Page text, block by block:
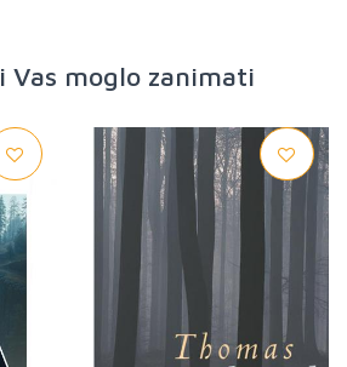
Vas moglo zanimati